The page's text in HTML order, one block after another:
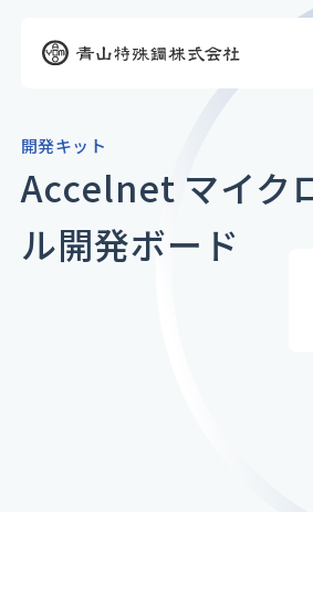
開発キット
Accelnet マイク
ル開発ボード